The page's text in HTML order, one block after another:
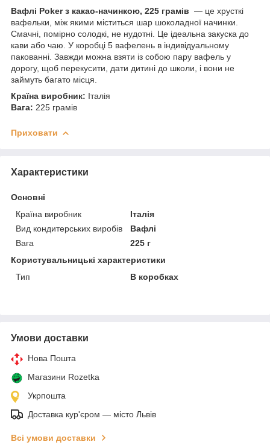
Вафлі Poker з какао-начинкою, 225 грамів — це хрусткі
вафельки, між якими міститься шар шоколадної начинки.
Смачні, помірно солодкі, не нудотні. Це ідеальна закуска до
кави або чаю. У коробці 5 вафелень в індивідуальному
пакованні. Завжди можна взяти із собою пару вафель у
дорогу, щоб перекусити, дати дитині до школи, і вони не
займуть багато місця.
Країна виробник: Італія
Вага: 225 грамів
Приховати
Характеристики
Основні
Країна виробник
Італія
Вид кондитерських виробів
Вафлі
Вага
225 г
Користувальницькі характеристики
Тип
В коробках
Умови доставки
Нова Пошта
Магазини Rozetka
Укрпошта
Доставка кур'єром — місто Львів
Всі умови доставки